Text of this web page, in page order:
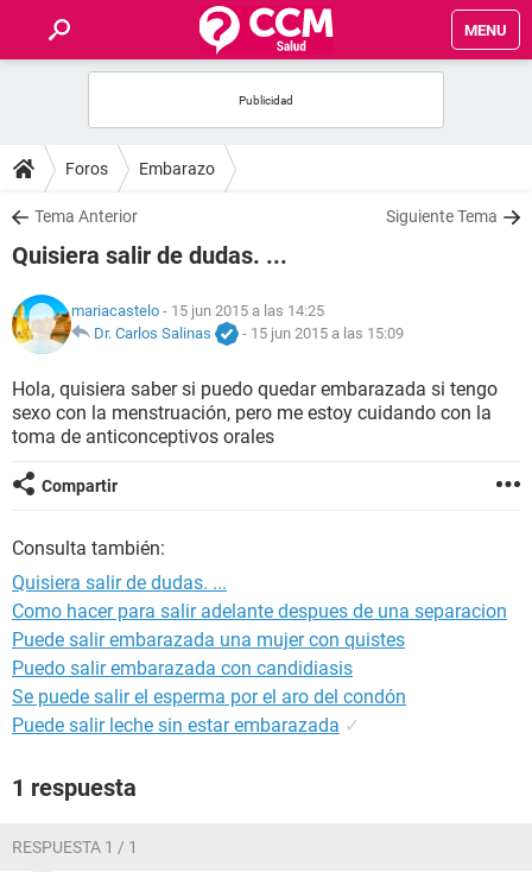
MENU
FOROS
SALUD
FAMILIA
NUTRICIÓN
BIENESTAR
Foros Embarazo
Tema Anterior Siguiente Tema
Quisiera salir de dudas. ...
mariacastelo - 15 jun 2015 a las 14:25
Dr. Carlos Salinas
- 15 jun 2015 a las 15:09
Hola, quisiera saber si puedo quedar embarazada si tengo
sexo con la menstruación, pero me estoy cuidando con la
toma de anticonceptivos orales
Compartir
Consulta también:
Quisiera salir de dudas. ...
Como hacer para salir adelante despues de una separacion
Puede salir embarazada una mujer con quistes
Puedo salir embarazada con candidiasis
Se puede salir el esperma por el aro del condón
Puede salir leche sin estar embarazada ✓
1 respuesta
RESPUESTA 1 / 1